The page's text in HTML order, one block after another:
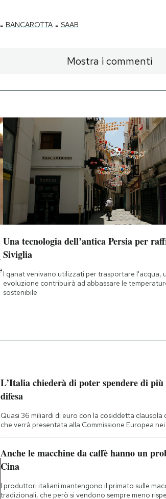
- BANCAROTTA - SAAB
Mostra i commenti
Una tecnologia dell’antica Persia per
Siviglia
I qanat venivano utilizzati per trasportare l'acqua,
evoluzione contribuirà ad abbassare le
sostenibile
L’Italia chiederà di poter spendere di più
difesa
Quasi 36 miliardi di euro con la cosiddetta clausola
che verrà presentata alla Commissione Europea
Anche le macchine da caffè hanno un
Cina
I produttori italiani mantengono il primato sulle
tradizionali, che però si vendono sempre meno